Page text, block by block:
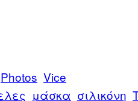
Photos Vice
μάσκα σιλικόνη